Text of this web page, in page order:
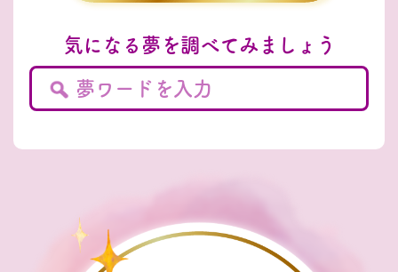
気になる夢を調べてみましょう